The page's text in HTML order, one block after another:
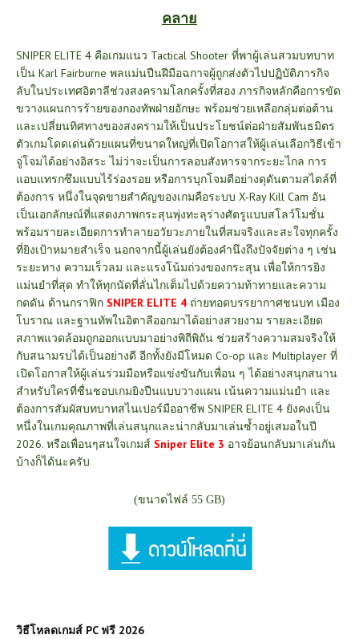
คลาย
SNIPER ELITE 4 คือเกมแนว Tactical Shooter ที่พาผู้เล่นสวมบทบาท
เป็น Karl Fairburne พลแม่นปืนฝีมือฉกาจผู้ถูกส่งตัวไปปฏิบัติภารกิจ
ลับในประเทศอิตาลีช่วงสงครามโลกครั้งที่สอง ภารกิจหลักคือการขัด
ขวางแผนการร้ายของกองทัพฝ่ายอักษะ พร้อมช่วยเหลือกลุ่มต่อต้าน
และเปลี่ยนทิศทางของสงครามให้เป็นประโยชน์ต่อฝ่ายสัมพันธมิตร
ตัวเกมโดดเด่นด้วยแผนที่ขนาดใหญ่ที่เปิดโอกาสให้ผู้เล่นเลือกวิธีเข้า
จู่โจมได้อย่างอิสระ ไม่ว่าจะเป็นการลอบสังหารจากระยะไกล การ
แอบแทรกซึมแบบไร้ร่องรอย หรือการบุกโจมตีอย่างดุดันตามสไตล์ที่
ต้องการ หนึ่งในจุดขายสำคัญของเกมคือระบบ X-Ray Kill Cam อัน
เป็นเอกลักษณ์ที่แสดงภาพกระสุนพุ่งทะลุร่างศัตรูแบบสโลว์โมชั่น
พร้อมรายละเอียดการทำลายอวัยวะภายในที่สมจริงและสะใจทุกครั้ง
ที่ยิงเป้าหมายสำเร็จ นอกจากนี้ผู้เล่นยังต้องคำนึงถึงปัจจัยต่าง ๆ เช่น
ระยะทาง ความเร็วลม และแรงโน้มถ่วงของกระสุน เพื่อให้การยิง
แม่นยำที่สุด ทำให้ทุกนัดที่ลั่นไกเต็มไปด้วยความท้าทายและความ
กดดัน ด้านกราฟิก SNIPER ELITE 4 ถ่ายทอดบรรยากาศชนบท เมือง
โบราณ และฐานทัพในอิตาลีออกมาได้อย่างสวยงาม รายละเอียด
สภาพแวดล้อมถูกออกแบบมาอย่างพิถีพิถัน ช่วยสร้างความสมจริงให้
กับสนามรบได้เป็นอย่างดี อีกทั้งยังมีโหมด Co-op และ Multiplayer ที่
เปิดโอกาสให้ผู้เล่นร่วมมือหรือแข่งขันกับเพื่อน ๆ ได้อย่างสนุกสนาน
สำหรับใครที่ชื่นชอบเกมยิงปืนแบบวางแผน เน้นความแม่นยำ และ
ต้องการสัมผัสบทบาทสไนเปอร์มืออาชีพ SNIPER ELITE 4 ยังคงเป็น
หนึ่งในเกมคุณภาพที่เล่นสนุกและน่ากลับมาเล่นซ้ำอยู่เสมอในปี
2026. หรือเพื่อนๆสนใจเกมส์ Sniper Elite 3 อาจย้อนกลับมาเล่นกัน
บ้างก็ได้นะครับ
(ขนาดไฟล์ 55 GB)
วิธีโหลดเกมส์ PC ฟรี 2026